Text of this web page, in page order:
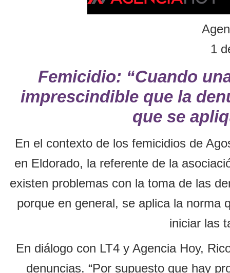
1
Femicidio: “Cuando
imprescindible que la
que se
En el contexto de los femicidios de
en Eldorado, la referente de la
existen problemas con la toma de las
porque en general, se aplica la norma
iniciar las
En diálogo con LT4 y Agencia Hoy,
denuncias. “Por supuesto que hay